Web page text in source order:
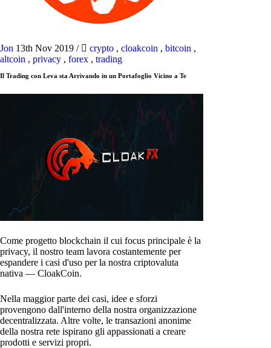
Jon 13th Nov 2019 / crypto , cloakcoin , bitcoin ,
altcoin , privacy , forex , trading
Il Trading con Leva sta Arrivando in un Portafoglio Vicino a Te
Come progetto blockchain il cui focus principale è la
privacy, il nostro team lavora costantemente per
espandere i casi d'uso per la nostra criptovaluta
nativa — CloakCoin.
Nella maggior parte dei casi, idee e sforzi
provengono dall'interno della nostra organizzazione
decentralizzata. Altre volte, le transazioni anonime
della nostra rete ispirano gli appassionati a creare
prodotti e servizi propri.